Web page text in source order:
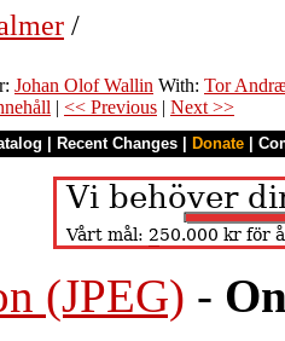
/
Johan Olof Wallin With: Tor
| << Previous | Next >>
Recent Changes Donate
(JPEG) -